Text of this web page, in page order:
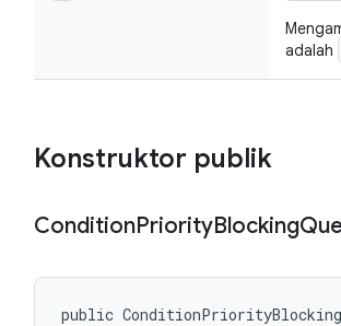
adalah
Konstruktor publik
ConditionPriorityBlocking
public